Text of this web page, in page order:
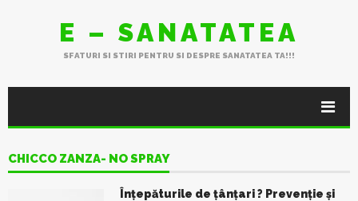
E – SANATATEA
SFATURI SI STIRI PENTRU SI DESPRE SANATATEA TA!!!
CHICCO ZANZA- NO SPRAY
Înțepăturile de țânțari ? Prevenție și